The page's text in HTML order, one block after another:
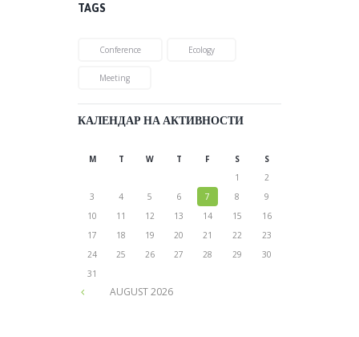
TAGS
Conference Ecology
Meeting
КАЛЕНДАР НА АКТИВНОСТИ
M T W T F S S
AUGUST2026
1
2
3
4 5 6 7 8
9
10
11 12 13 14 15
16
17
18 19 20 21 22
23
24
25 26 27 28 29
30
31